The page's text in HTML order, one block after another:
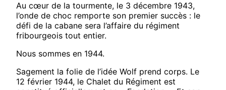
Au cœur de la tourmente, le 3 décembre 1943,
l’onde de choc remporte son premier succès : le
défi de la cabane sera l’affaire du régiment
fribourgeois tout entier.
Nous sommes en 1944.
Sagement la folie de l’idée Wolf prend corps. Le
12 février 1944, le Chalet du Régiment est